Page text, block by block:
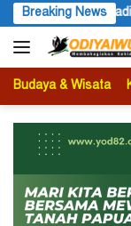
Langsung
ke
konten
Breaking News
Definitif
Budaya & Wisata